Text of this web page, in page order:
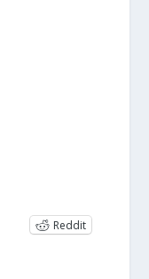
Reddit